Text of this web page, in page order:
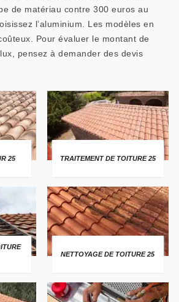
de matériau contre 300 euros au
l’aluminium. Les modèles en
Pour évaluer le montant de
pensez à demander des devis
25 TRAITEMENT DE TOITURE 25
NETTOYAGE DE TOITURE 25